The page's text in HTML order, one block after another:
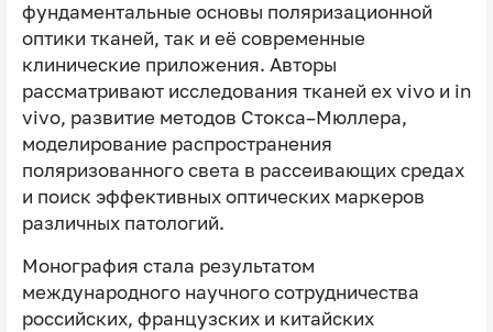
фундаментальные основы поляризационной
оптики тканей, так и её современные
клинические приложения. Авторы
рассматривают исследования тканей ex vivo и in
vivo, развитие методов Стокса–Мюллера,
моделирование распространения
поляризованного света в рассеивающих средах
и поиск эффективных оптических маркеров
различных патологий.
Монография стала результатом
международного научного сотрудничества
российских, французских и китайских